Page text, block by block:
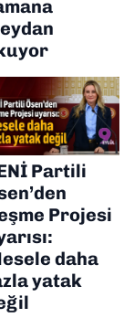
Partili
Projesi
daha
yatak